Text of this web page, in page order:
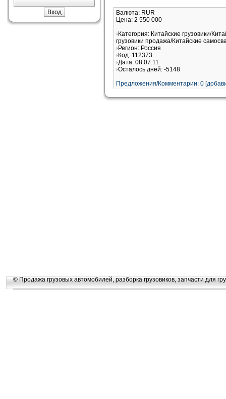
Валюта: RUR
Цена: 2 550 000
Категория: Китайские грузовики/
грузовики продажа/Китайские
Регион: Россия
Код: 112373
Дата: 08.07.11
Осталось дней: -5148
Предложения/Комментарии: 0
© Продажа грузовых автомобилей, разборка грузовиков, запчасти для